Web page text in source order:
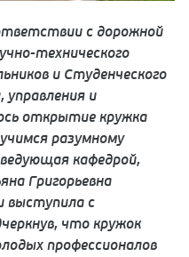
с дорожной
технического
и Студенческого
управления и
открытие кружка
разумному
кафедрой,
Григорьевна
выступила с
что кружок
профессионалов